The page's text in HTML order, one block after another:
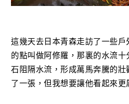
這幾天去日本青森走訪了一些
的點叫做阿修羅，那裏的水流
石阻隔水流，形成萬馬奔騰的
了一張，但我想要讓他看起來更